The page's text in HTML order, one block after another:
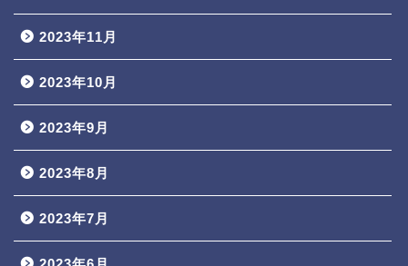
2023年11月
2023年10月
2023年9月
2023年8月
2023年7月